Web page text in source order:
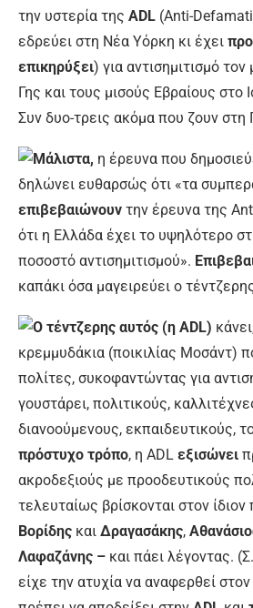
την υστερία της ADL (Anti-
εδρεύει στη Νέα Υόρκη κι έχει
επικηρύξει) για αντισημιτισμό
Γης και τους μισούς Εβραίους στο
Συν δυο-τρεις ακόμα που ζουν στη
Μάλιστα, η έρευνα που
δηλώνει ευθαρσώς ότι «τα
επιβεβαιώνουν την έρευνα της
ότι η Ελλάδα έχει το υψηλότερο
ποσοστό αντισημιτισμού».
καπάκι όσα μαγειρεύει ο
Ο τέντζερης αυτός (η ADL)
κρεμμυδάκια (ποικιλίας Μοσάντ)
πολίτες, συκοφαντώντας για
γουστάρει, πολιτικούς,
διανοούμενους, εκπαιδευτικούς,
πρόστυχο τρόπο, η ADL εξισώνει
ακροδεξιούς με προοδευτικούς
τελευταίως βρίσκονται στον
Βορίδης και Δραγασάκης,
Λαφαζάνης – και πάει λέγοντας.
είχε την ατυχία να αναφερθεί